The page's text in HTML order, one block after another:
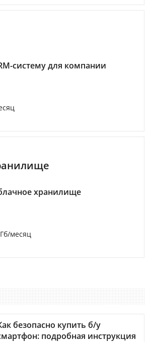
систему для компании
хранилище
месяц
безопасно купить б/у
подробная инструкция